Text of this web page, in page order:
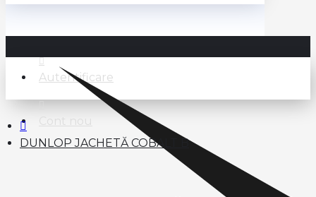
Autentificare
DUNLOP JACHETĂ COBALT B